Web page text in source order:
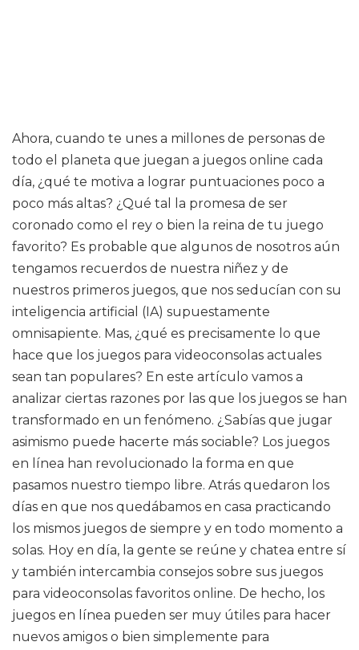
Ahora, cuando te unes a millones de personas de
todo el planeta que juegan a juegos online cada
día, ¿qué te motiva a lograr puntuaciones poco a
poco más altas? ¿Qué tal la promesa de ser
coronado como el rey o bien la reina de tu juego
favorito? Es probable que algunos de nosotros aún
tengamos recuerdos de nuestra niñez y de
nuestros primeros juegos, que nos seducían con su
inteligencia artificial (IA) supuestamente
omnisapiente. Mas, ¿qué es precisamente lo que
hace que los juegos para videoconsolas actuales
sean tan populares? En este artículo vamos a
analizar ciertas razones por las que los juegos se han
transformado en un fenómeno. ¿Sabías que jugar
asimismo puede hacerte más sociable? Los juegos
en línea han revolucionado la forma en que
pasamos nuestro tiempo libre. Atrás quedaron los
días en que nos quedábamos en casa practicando
los mismos juegos de siempre y en todo momento a
solas. Hoy en día, la gente se reúne y chatea entre sí
y también intercambia consejos sobre sus juegos
para videoconsolas favoritos online. De hecho, los
juegos en línea pueden ser muy útiles para hacer
nuevos amigos o bien simplemente para